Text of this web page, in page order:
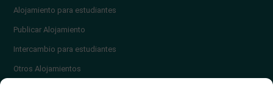
Alojamiento para estudiantes
Publicar Alojamiento
Intercambio para estudiantes
Otros Alojamientos